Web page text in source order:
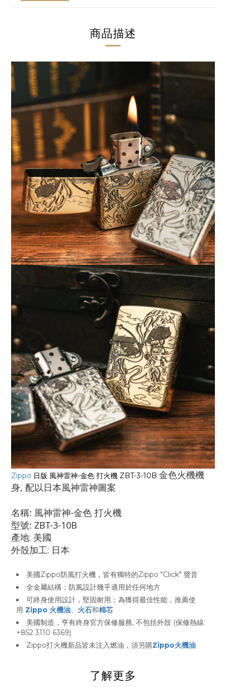
商品描述
Zippo 日版 風神雷神-金色 打火機 ZBT-3-10B 金色火機機
身, 配以日本風神雷神圖案
名稱: 風神雷神-金色 打火機
型號: ZBT-3-10B
產地: 美國
外殼加工: 日本
美國Zippo防風打火機，皆有獨特的Zippo "Click" 聲音
全金屬結構；防風設計幾乎適用於任何地方
可終身使用設計，堅固耐用；為獲得最佳性能，推薦使
用 Zippo 火機油、 火石和棉芯
美國制造，亨有終身官方保修服務, 不包括外殼 (保修熱線:
+852 3110 6369)
Zippo打火機新品皆未注入燃油，須另購Zippo火機油
了解更多